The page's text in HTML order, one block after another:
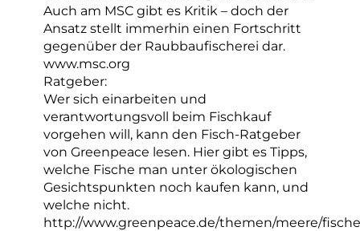
Auch am MSC gibt es Kritik – doch der
Ansatz stellt immerhin einen Fortschritt
gegenüber der Raubbaufischerei dar.
www.msc.org
Ratgeber:
Wer sich einarbeiten und
verantwortungsvoll beim Fischkauf
vorgehen will, kann den Fisch-Ratgeber
von Greenpeace lesen. Hier gibt es Tipps,
welche Fische man unter ökologischen
Gesichtspunkten noch kaufen kann, und
welche nicht.
http://www.greenpeace.de/themen/meere/